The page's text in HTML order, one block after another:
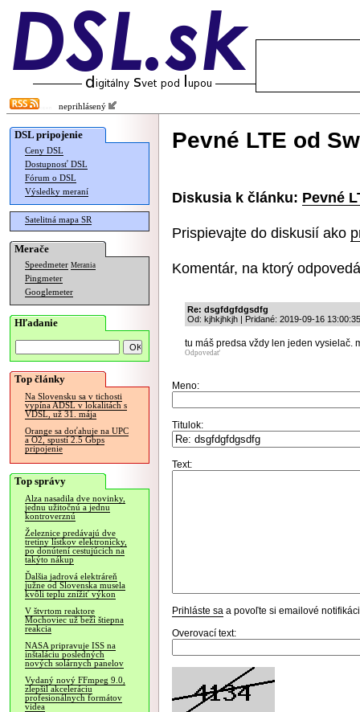
neprihlásený
DSL pripojenie
Ceny DSL
Dostupnosť DSL
Fórum o DSL
Výsledky meraní
Satelitná mapa SR
Merače
Speedmeter Merania
Pingmeter
Googlemeter
Hľadanie
Top články
Na Slovensku sa v tichosti
vypína ADSL v lokalitách s
VDSL, už 31. mája
Orange sa doťahuje na UPC
a O2, spustí 2.5 Gbps
pripojenie
Top správy
Alza nasadila dve novinky,
jednu užitočnú a jednu
kontroverznú
Železnice predávajú dve
tretiny lístkov elektronicky,
po donútení cestujúcich na
takýto nákup
Ďalšia jadrová elektráreň
južne od Slovenska musela
kvôli teplu znížiť výkon
V štvrtom reaktore
Mochoviec už beží štiepna
reakcia
NASA pripravuje ISS na
inštaláciu posledných
nových solárnych panelov
Vydaný nový FFmpeg 9.0,
zlepšil akceleráciu
profesionálnych formátov
videa
Pevné LTE od
Diskusia k článku: Pevné
Prispievajte do diskusií ako
Komentár, na ktorý
Re: dsgfdgfdgsdfg
Od: kjhkjhkjh | Pridané: 2019-09-16 13:00:35
tu máš predsa vždy len jeden vysielač.
Odpovedať
Meno:
Titulok:
Text:
Prihláste sa a povoľte si emailové
Overovací text: